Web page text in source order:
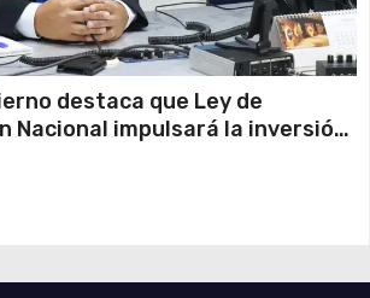
destaca que Ley de
Nacional impulsará la inversión